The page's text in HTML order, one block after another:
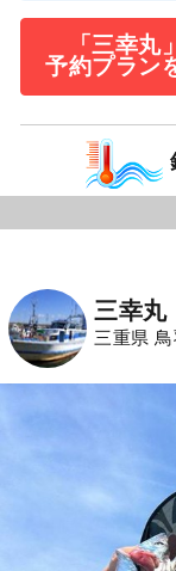
「三幸丸
予約プラン
三幸丸
三重県